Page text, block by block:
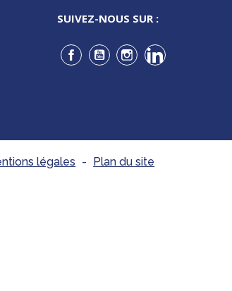
SUIVEZ-NOUS SUR :
Facebook
YouTubeInstagramLinkedIn
légales - Plan du site